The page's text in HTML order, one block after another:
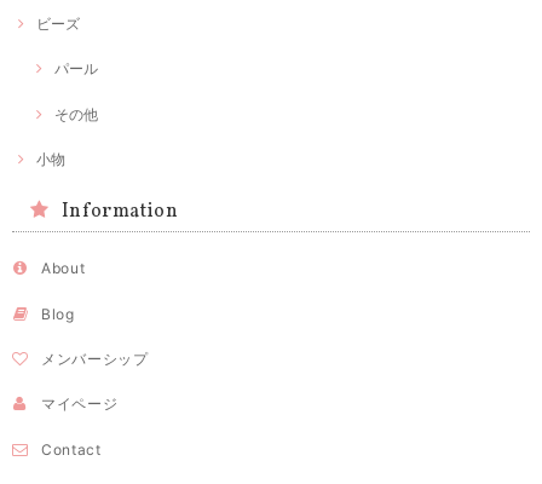
ビーズ
パール
その他
小物
Information
About
Blog
メンバーシップ
マイページ
Contact